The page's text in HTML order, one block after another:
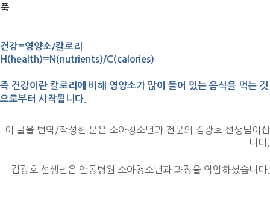
품
건강=영양소/칼로리
H(health)=N(nutrients)/C(calories)
즉 건강이란 칼로리에 비해 영양소가 많이 들어 있는 음식을 먹는 것
으로부터 시작됩니다.
이 글을 번역/작성한 분은 소아청소년과 전문의 김광호 선생님이십
니다.
김광호 선생님은 안동병원 소아청소년과 과장을 역임하셨습니다.